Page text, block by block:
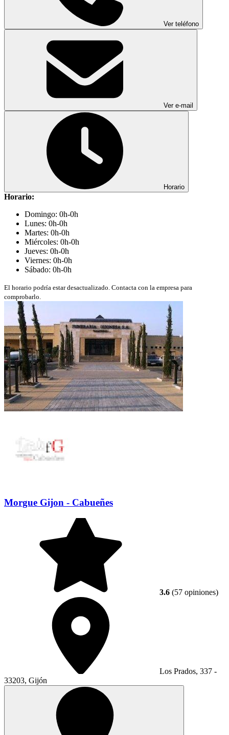
Ver teléfono
Ver e-mail
Horario
Horario:
Domingo: 0h-0h
Lunes: 0h-0h
Martes: 0h-0h
Miércoles: 0h-0h
Jueves: 0h-0h
Viernes: 0h-0h
Sábado: 0h-0h
El horario podría estar desactualizado. Contacta con la empresa para
comprobarlo.
Morgue Gijon - Cabueñes
3.6 (57 opiniones)
Los Prados, 337 -
33203, Gijón